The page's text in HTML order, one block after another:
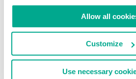
Allow all
Customize
Use necessary
getroffen. Und es sieht so aus,
Aktionen Microsoft dazu
tun. Natürlich gibt es noch
werden muss, aber das ist
Start dahingehend, dass
Möglichkeit haben, die beste